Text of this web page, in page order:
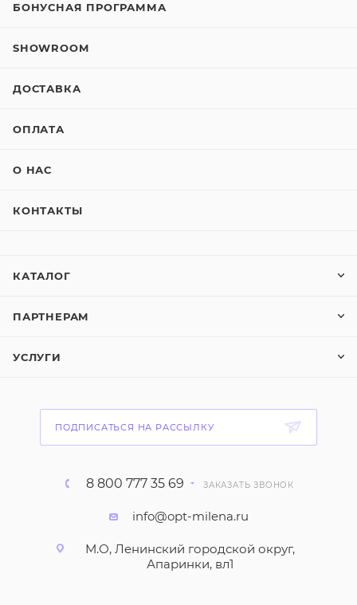
БОНУСНАЯ ПРОГРАММА
SHOWROOM
ДОСТАВКА
ОПЛАТА
О НАС
КОНТАКТЫ
КАТАЛОГ
ПАРТНЕРАМ
УСЛУГИ
ПОДПИСАТЬСЯ НА РАССЫЛКУ
8 800 777 35 69 ЗАКАЗАТЬ ЗВОНОК
info@opt-milena.ru
М.О, Ленинский городской округ,
Апаринки, вл1